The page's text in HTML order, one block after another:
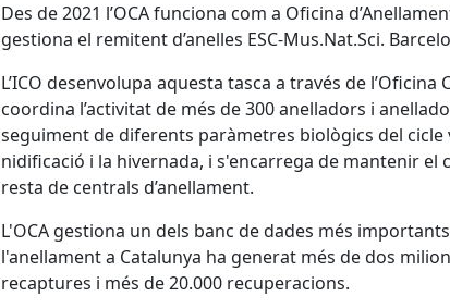
Des de 2021 l’OCA funciona com a Oficina
gestiona el remitent d’anelles ESC-Mus.Nat.Sci.
L’ICO desenvolupa aquesta tasca a través de l’Oficina
coordina l’activitat de més de 300 anelladors i
seguiment de diferents paràmetres biològics del cicle
nidificació i la hivernada, i s'encarrega de mantenir
resta de centrals d’anellament.
L'OCA gestiona un dels banc de dades més
l'anellament a Catalunya ha generat més de dos
recaptures i més de 20.000 recuperacions.